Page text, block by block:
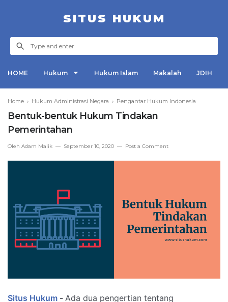
SITUS HUKUM
HOME Hukum Hukum Islam Makalah JDIH
Home › Hukum Administrasi Negara › Pengantar Hukum Indonesia
Bentuk-bentuk Hukum Tindakan
Pemerintahan
Oleh Adam Malik September 10, 2020 Post a Comment
Situs Hukum - Ada dua pengertian tentang